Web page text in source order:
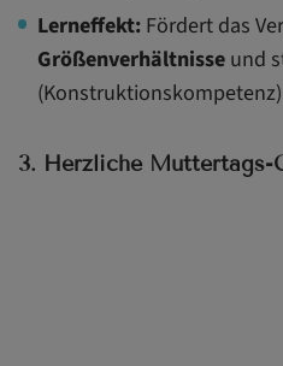
Lerneffekt:Fördert das
Größenverhältnisseund
3. Herzliche Muttertags-